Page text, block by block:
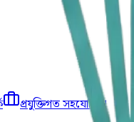
প্রযুক্তিগত সহযোগিতা